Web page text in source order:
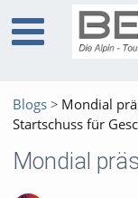
Blogs
Mondial
Startschuss für